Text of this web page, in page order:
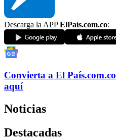
Descarga la APPElPaís.com.co:
Convierta a El País.com.co
aquí
Noticias
Destacadas